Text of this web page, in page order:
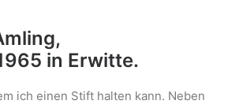
in Erwitte.
ich einen Stift halten kann. Neben